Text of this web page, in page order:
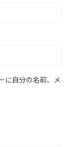
に自分の名前、メ